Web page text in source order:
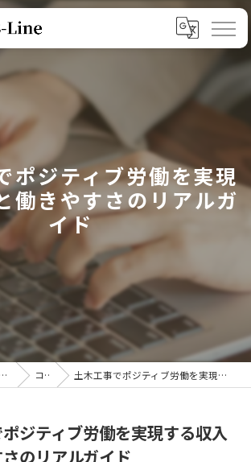
ポジティブ労働を実現
働きやすさのリアルガ
イド
埼玉の土木工事なら株式会社B-Line コラム 土木工事でポジティブ労働を実現する収入と働きやすさのリアルガイド
ジティブ労働を実現する収入
のリアルガイド